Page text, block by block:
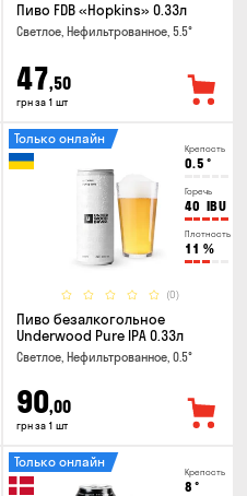
Пиво FDB «Hopkins» 0.33л
Светлое, Нефильтрованное, 5.5°
47,50
грн за 1 шт
Крепость
0.5 °
Горечь
40 IBU
Плотность
11 %
(0)
Только онлайн
Пиво безалкогольное
Underwood Pure IPA 0.33л
Светлое, Нефильтрованное, 0.5°
90,00
грн за 1 шт
Крепость
8 °
Только онлайн